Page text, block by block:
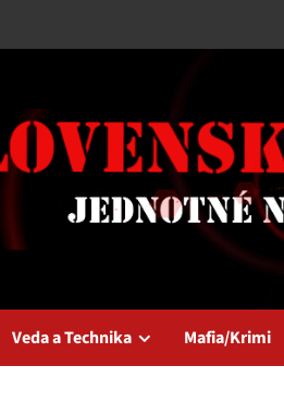
Veda a Technika Mafia/Krimi